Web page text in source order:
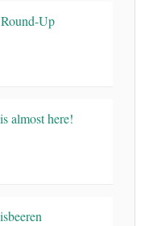
Up
almost here!